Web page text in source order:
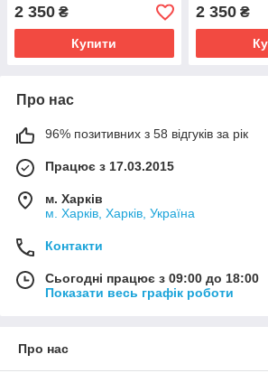
2 350 ₴
Купити
2 350₴
Про нас
96% позитивних з 58 відгуків за рік
Працює з 17.03.2015
м. Харків
м. Харків, Харків, Україна
Контакти
Сьогодні працює з 09:00 до 18:00
Показати весь графік роботи
Про нас